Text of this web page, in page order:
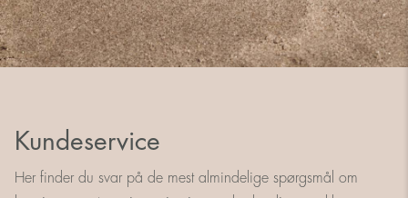
Kundeservice
Her finder du svar på de mest almindelige spørgsmål om